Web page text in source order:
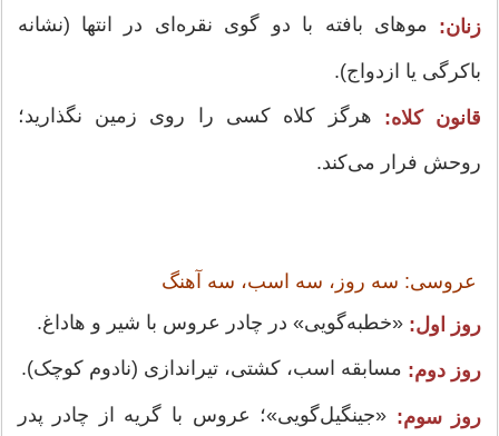
زنان: موهای بافته با دو گوی نقره‌ای در انتها (نشانه
باکرگی یا ازدواج).
قانون کلاه: هرگز کلاه کسی را روی زمین نگذارید؛
روحش فرار می‌کند.
عروسی: سه روز، سه اسب، سه آهنگ
روز اول: «خطبه‌گویی» در چادر عروس با شیر و هاداغ.
روز دوم: مسابقه اسب، کشتی، تیراندازی (نادوم کوچک).
روز سوم: «جینگیل‌گویی»؛ عروس با گریه از چادر پدر